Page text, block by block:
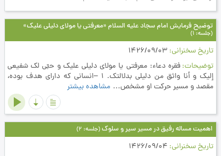
توضیح فرمایش امام سجاد علیه السلام «معرفتى یا مولاى دلیلى علیك»
(جلسه: 1)
تاریخ سخنرانی 1426/09/03
توضیحات فقره دعاء: معرفتي يا مولاي دليلي عليك و حبّي لك شفيعي
إليك و أنا واثق من دليلي بدلالتك. 1 –انسانی که دارای هدف بوده،
مقصد و مسیر حرکت او مشخص... مشاهده بیشتر
اهمیت مساله رفیق در مسیر سیر و سلوک(جلسه: 2)
تاریخ سخنرانی 1426/09/04